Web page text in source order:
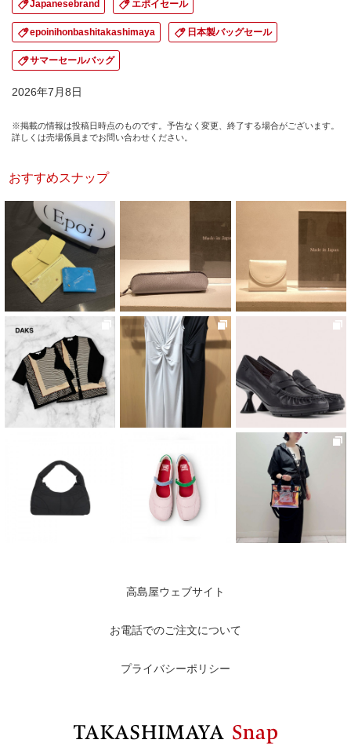
Japanesebrand エポイセール
epoinihonbashitakashimaya 日本製バッグセール
サマーセールバッグ
2026年7月8日
※掲載の情報は投稿日時点のものです。予告なく変更、終了する場合がございます。
詳しくは売場係員までお問い合わせください。
おすすめスナップ
高島屋ウェブサイト
お電話でのご注文について
プライバシーポリシー